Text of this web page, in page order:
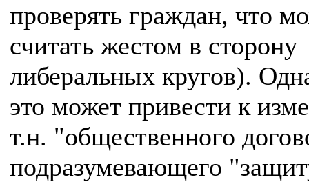
проверять граждан, что
считать жестом в сторону
либеральных кругов).
это может привести к
т.н. "общественного
подразумевающего